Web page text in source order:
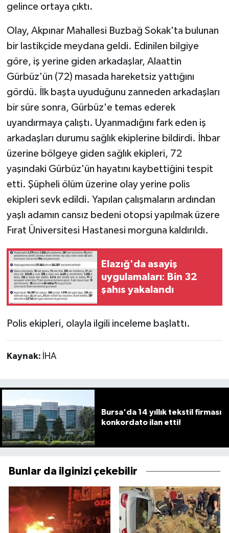
gelince ortaya çıktı.
Olay, Akpınar Mahallesi Buzbağ Sokak'ta bulunan
bir lastikçide meydana geldi. Edinilen bilgiye
göre, iş yerine giden arkadaşlar, Alaattin
Gürbüz'ün (72) masada hareketsiz yattığını
gördü. İlk başta uyuduğunu zanneden arkadaşları
bir süre sonra, Gürbüz'e temas ederek
uyandırmaya çalıştı. Uyanmadığını fark eden iş
arkadaşları durumu sağlık ekiplerine bildirdi. İhbar
üzerine bölgeye giden sağlık ekipleri, 72
yaşındaki Gürbüz'ün hayatını kaybettiğini tespit
etti. Şüpheli ölüm üzerine olay yerine polis
ekipleri sevk edildi. Yapılan çalışmaların ardından
yaşlı adamın cansız bedeni otopsi yapılmak üzere
Fırat Üniversitesi Hastanesi morguna kaldırıldı.
Elazığ'da asayiş
uygulamaları: Bin 32
şahıs yakalandı
Polis ekipleri, olayla ilgili inceleme başlattı.
Kaynak: İHA
Bursa'da 14 yıllık tekstil firması
konkordato ilan etti!
Bunlar da ilginizi çekebilir